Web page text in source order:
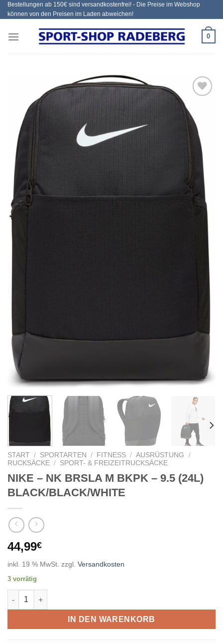
Zum
Inhalt
Bestellungen ab 150€ sind versandkostenfrei! - Die Preise im Webshop
können von den Preisen im Laden abweichen!
0
wishlist
START / SPORTARTEN / FITNESS / AUSRÜSTUNG
/
RUCKSÄCKE / SPORT- & FREIZEITRUCKSÄCKE
NIKE – NK BRSLA M BKPK – 9.5 (24L)
BLACK/BLACK/WHITE
44,99€
inkl. 19 % MwSt. zzgl. Versandkosten
3 vorrätig
NIKE - NK BRSLA M BKPK - 9.5 (24L) BLACK/BLACK/WHITE
IN DEN WARENKORB